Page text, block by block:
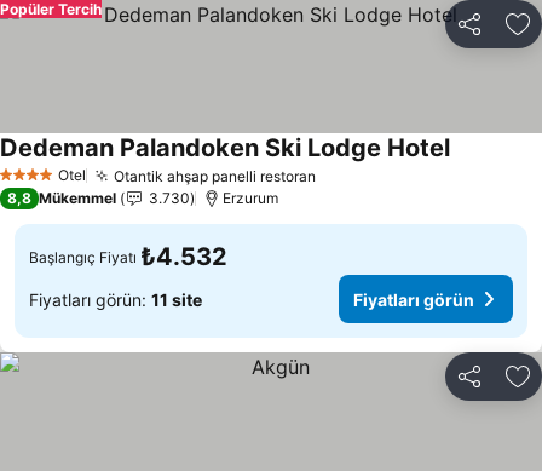
Paylaş
Popüler Tercih
4 Yıldız Otel Otantik ahşap panelli restoran
Dedeman Palandoken Ski Lodge Hotel
8,8 Mükemmel 3.730 Erzurum
Başlangıç Fiyatı ₺4.532
Fiyatları görün: 11 site Fiyatları görün
Paylaş